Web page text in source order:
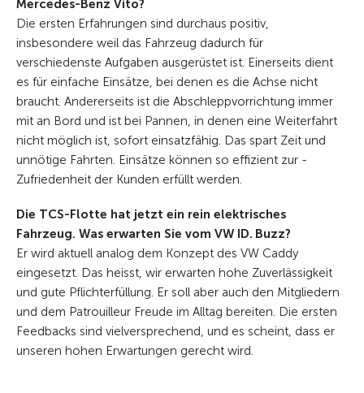
Mercedes-Benz Vito?
Die ersten Erfahrungen sind durchaus positiv,
insbesondere weil das Fahrzeug dadurch für
verschiedenste Aufgaben ausgerüstet ist. Einerseits dient
es für einfache Einsätze, bei denen es die Achse nicht
braucht. Andererseits ist die Abschleppvorrichtung immer
mit an Bord und ist bei Pannen, in denen eine Weiterfahrt
nicht möglich ist, sofort einsatzfähig. Das spart Zeit und
unnötige Fahrten. Einsätze können so effizient zur ­
Zufriedenheit der Kunden erfüllt werden.
Die TCS-Flotte hat jetzt ein rein elektrisches
Fahrzeug. Was erwarten Sie vom VW ID. Buzz?
Er wird aktuell analog dem Konzept des VW Caddy
eingesetzt. Das heisst, wir erwarten hohe Zuverlässigkeit
und gute Pflichterfüllung. Er soll aber auch den Mitgliedern
und dem Patrouilleur Freude im Alltag bereiten. Die ersten
Feedbacks sind vielversprechend, und es scheint, dass er
unseren hohen Erwartungen gerecht wird.